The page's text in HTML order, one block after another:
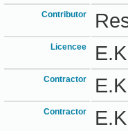
Contributor
Licencee
Contractor
Contractor